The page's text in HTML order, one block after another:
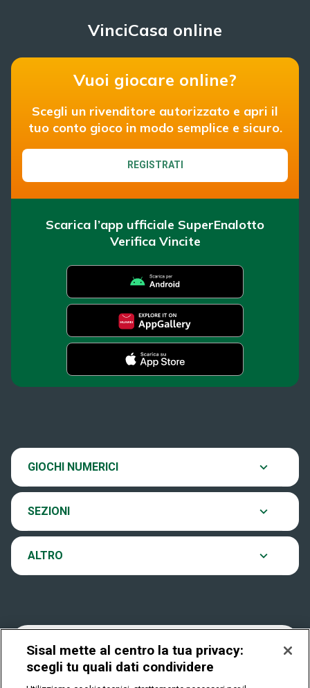
VinciCasa online
Vuoi giocare online?
Scegli un rivenditore autorizzato e apri il
tuo conto gioco in modo semplice e sicuro.
REGISTRATI
Scarica l’app ufficiale SuperEnalotto
Verifica Vincite
GIOCHI NUMERICI
SuperEnalotto
EuroJackpot
VinciCasa
Play Your Date
SEZIONI
Scopri il gioco
Ultima estrazione
Archivio estrazioni
FAQ
ALTRO
Contatti
Notifiche
Cookies
Sisal mette al centro la tua privacy:
scegli tu quali dati condividere